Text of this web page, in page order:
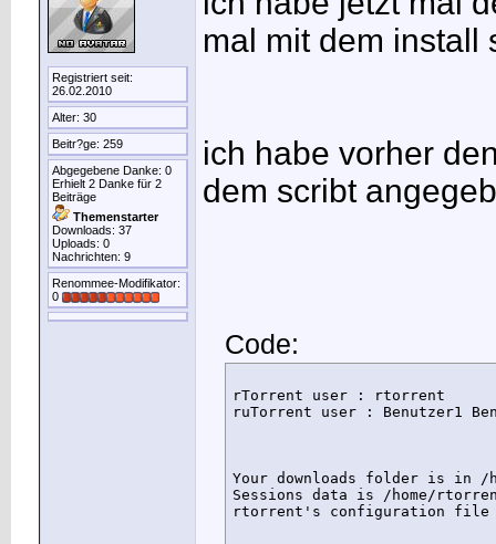
Registriert seit:
26.02.2010
Alter: 30
Beitr?ge: 259
Abgegebene Danke: 0
Erhielt 2 Danke für 2
Beiträge
Themenstarter
Downloads: 37
Uploads: 0
Nachrichten: 9
Renommee-Modifikator:
0
mal mit dem install
ich habe vorher
dem scribt
Code:
rTorrent user : rtorrent
ruTorrent user : Benutzer1
Your downloads folder is in /
Sessions data is /home/
rtorrent's configuration